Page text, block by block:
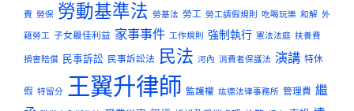
費 勞保 勞動基準法 勞基法 勞工 勞工請假規則 吃喝玩樂 和解 外
籍勞工 子女最佳利益 家事事件 工作規則 強制執行 憲法法庭 扶養費
損害賠償 民事訴訟 民事訴訟法 民法 河內 消費者保護法 演講 特休
假 特留分 王翼升律師 監護權 竑德法律事務所 管理費 繼